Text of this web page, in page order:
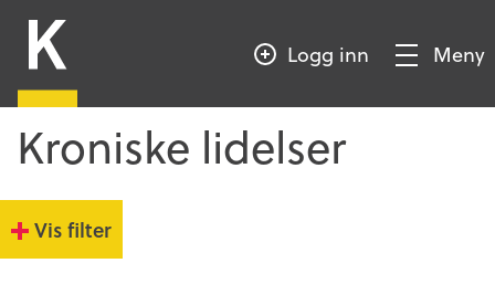
HOVEDINNHOLD
KompetansebroenLogg inn
Vis/SkjulMeny
Kroniske lidelser
Vis filter